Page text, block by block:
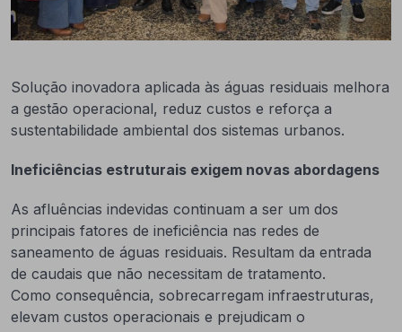
Solução inovadora aplicada às águas residuais melhora
a gestão operacional, reduz custos e reforça a
sustentabilidade ambiental dos sistemas urbanos.
Ineficiências estruturais exigem novas abordagens
As afluências indevidas continuam a ser um dos
principais fatores de ineficiência nas redes de
saneamento de águas residuais. Resultam da entrada
de caudais que não necessitam de tratamento.
Como consequência, sobrecarregam infraestruturas,
elevam custos operacionais e prejudicam o